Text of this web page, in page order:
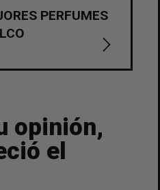
PERFUMES
opinión,
el